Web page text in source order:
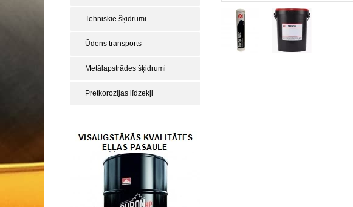
Tehniskie šķidrumi
Ūdens transports
Metālapstrādes šķidrumi
Pretkorozijas līdzekļi